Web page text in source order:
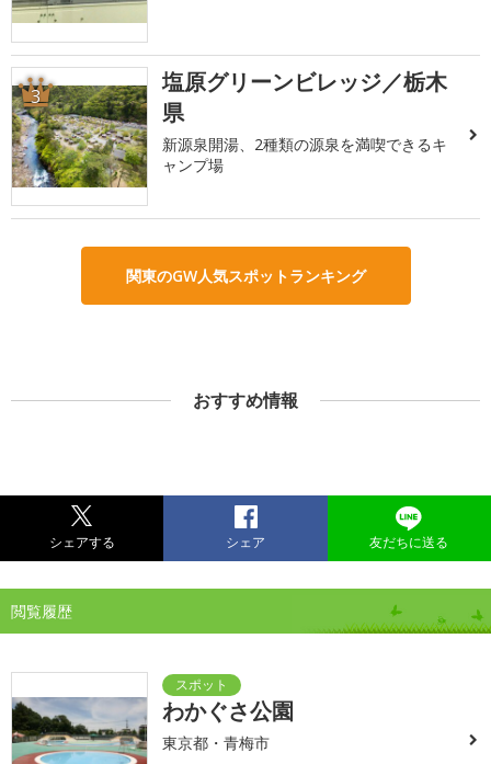
3
塩原グリーンビレッジ／栃木
県
新源泉開湯、2種類の源泉を満喫できるキ
ャンプ場
関東のGW人気スポットランキング
おすすめ情報
シェアする シェア 友だちに送る
閲覧履歴
わかぐさ公園
東京都・青梅市